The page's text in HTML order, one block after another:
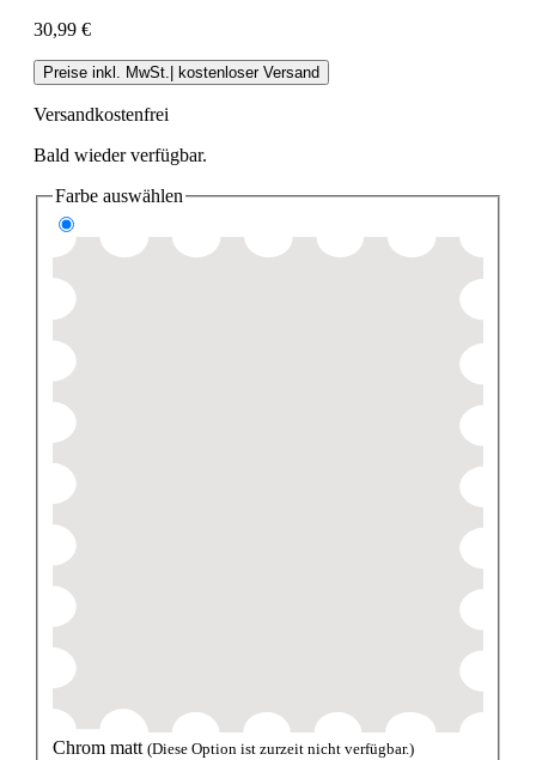
30,99 €
Preise inkl. MwSt.| kostenloser Versand
Versandkostenfrei
Bald wieder verfügbar.
Farbe auswählen
Chrom matt (Diese Option ist zurzeit nicht verfügbar.)